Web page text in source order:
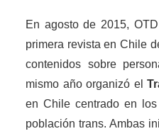
En agosto de 2015,
primera revista en Chile
contenidos sobre
mismo año organizó el
en Chile centrado en
población trans. Ambas